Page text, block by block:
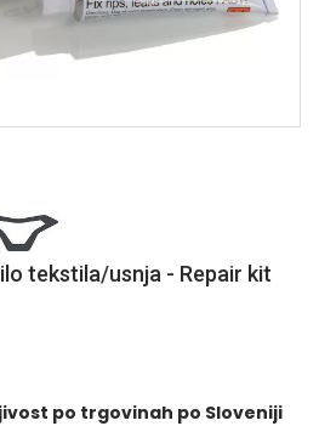
tekstila/usnja - Repair kit
po trgovinah po Sloveniji